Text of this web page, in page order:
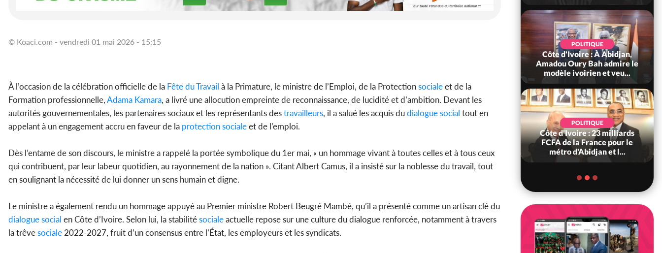
© Koaci.com - vendredi 01 mai 2026 - 15:15
À l’occasion de la célébration officielle de la Fête du Travail à la Primature, le ministre de l’Emploi, de la Protectionsocialeet de la
Formation professionnelle,Adama Kamara, a livré une allocution empreinte de reconnaissance, de lucidité et d’ambition. Devant les
autorités gouvernementales, les partenaires sociaux et les représentants destravailleurs, il a salué les acquis dudialogue social tout en
appelant à un engagement accru en faveur de la protectionsocialeet de l’emploi.
Dès l’entame de son discours, le ministre a rappelé la portée symbolique du 1er mai, « un hommage vivant à toutes celles et à tous ceux
qui contribuent, par leur labeur quotidien, au rayonnement de la nation ». Citant Albert Camus, il a insisté sur la noblesse du travail, tout
en soulignant la nécessité de lui donner un sens humain et digne.
Le ministre a également rendu un hommage appuyé au Premier ministre Robert Beugré Mambé, qu’il a présenté comme un artisan clé du
dialogue social en Côte d’Ivoire. Selon lui, la stabilitésocialeactuelle repose sur une culture du dialogue renforcée, notamment à travers
la trêvesociale 2022-2027, fruit d’un consensus entre l’État, les employeurs et les syndicats.
conseiller de Soro a recou...
POLITIQUE
Côte d'Ivoire : À Abidjan,
Amadou Oury Bah admire le
modèle ivoirien et veu...
POLITIQUE
Côte d'Ivoire : 23 milliards
FCFA de la France pour le
métro d'Abidjan et l...